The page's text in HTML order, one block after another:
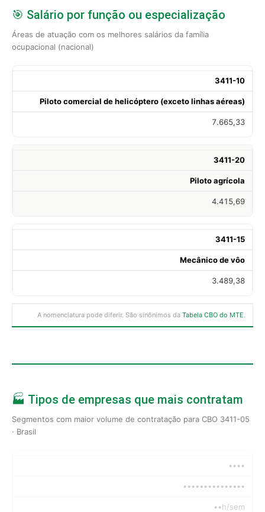
🎯 Salário por função ou especialização
Áreas de atuação com os melhores salários da família
ocupacional (nacional)
3411-10
Piloto comercial de helicóptero (exceto linhas aéreas)
7.665,33
3411-20
Piloto agrícola
4.415,69
3411-15
Mecânico de vôo
3.489,38
A nomenclatura pode diferir. São sinônimos da Tabela CBO do MTE.
🏭 Tipos de empresas que mais contratam
Segmentos com maior volume de contratação para CBO 3411-05
· Brasil
••••
•••••••••••••••
••h/sem